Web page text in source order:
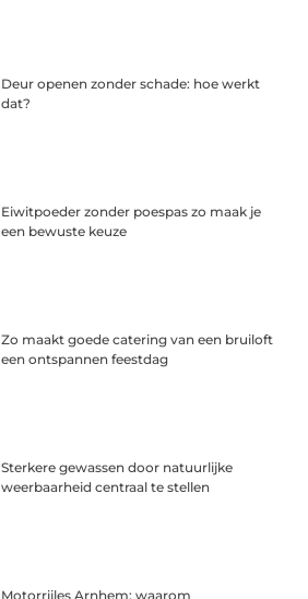
Deur openen zonder schade: hoe werkt
dat?
Eiwitpoeder zonder poespas zo maak je
een bewuste keuze
Zo maakt goede catering van een bruiloft
een ontspannen feestdag
Sterkere gewassen door natuurlijke
weerbaarheid centraal te stellen
Motorrijles Arnhem: waarom